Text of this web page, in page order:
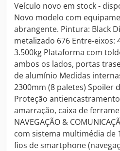
Veículo novo em stock -
Novo modelo com
abrangente. Pintura: Black
metalizado 676 Entre-eixos:
3.500kg Plataforma com
ambos os lados, portas
de alumínio Medidas
2300mm (8 paletes) Spoiler
Proteção
amarração, caixa de
NAVEGAÇÃO &
com sistema multimédia de
fios de smartphone